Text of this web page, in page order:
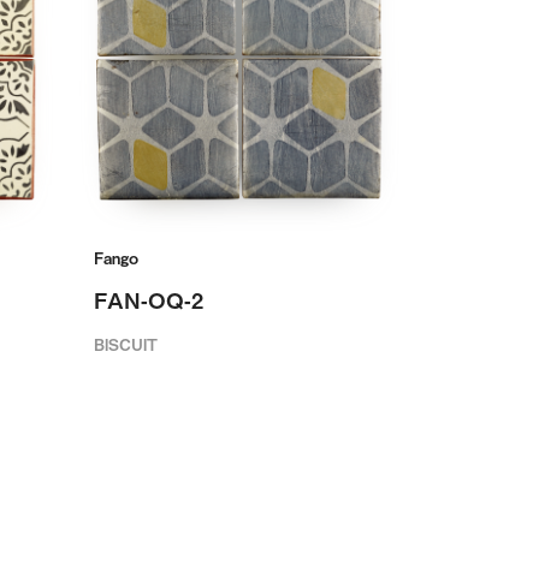
Fango
FAN-OQ-2
BISCUIT